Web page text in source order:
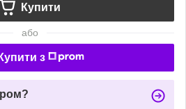
Купити
або
Купити з